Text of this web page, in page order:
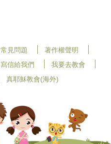
常見問題
著作權聲明
寫信給我們
我要去教會
真耶穌教會(海外)